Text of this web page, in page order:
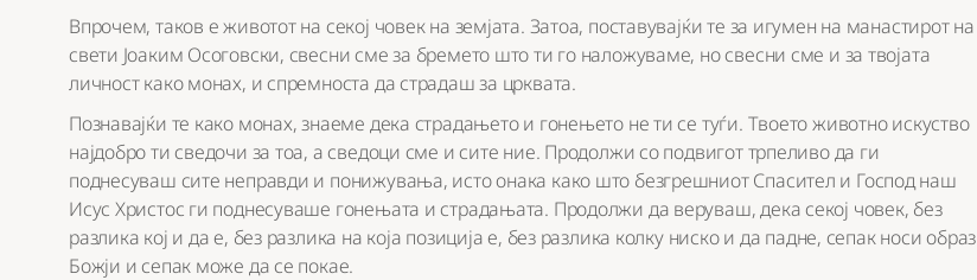
Впрочем, таков е животот на секој човек на земјата. Затоа, поставувајќи те за игумен на манастирот на
свети Јоаким Осоговски, свесни сме за бремето што ти го наложуваме, но свесни сме и за твојата
личност како монах, и спремноста да страдаш за црквата.
Познавајќи те како монах, знаеме дека страдањето и гонењето не ти се туѓи. Твоето животно искуство
најдобро ти сведочи за тоа, а сведоци сме и сите ние. Продолжи со подвигот трпеливо да ги
поднесуваш сите неправди и понижувања, исто онака како што безгрешниот Спасител и Господ наш
Исус Христос ги поднесуваше гонењата и страдањата. Продолжи да веруваш, дека секој човек, без
разлика кој и да е, без разлика на која позиција е, без разлика колку ниско и да падне, сепак носи образ
Божји и сепак може да се покае.